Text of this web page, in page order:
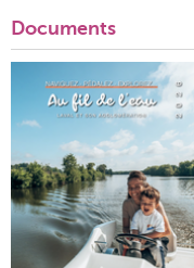
Documents